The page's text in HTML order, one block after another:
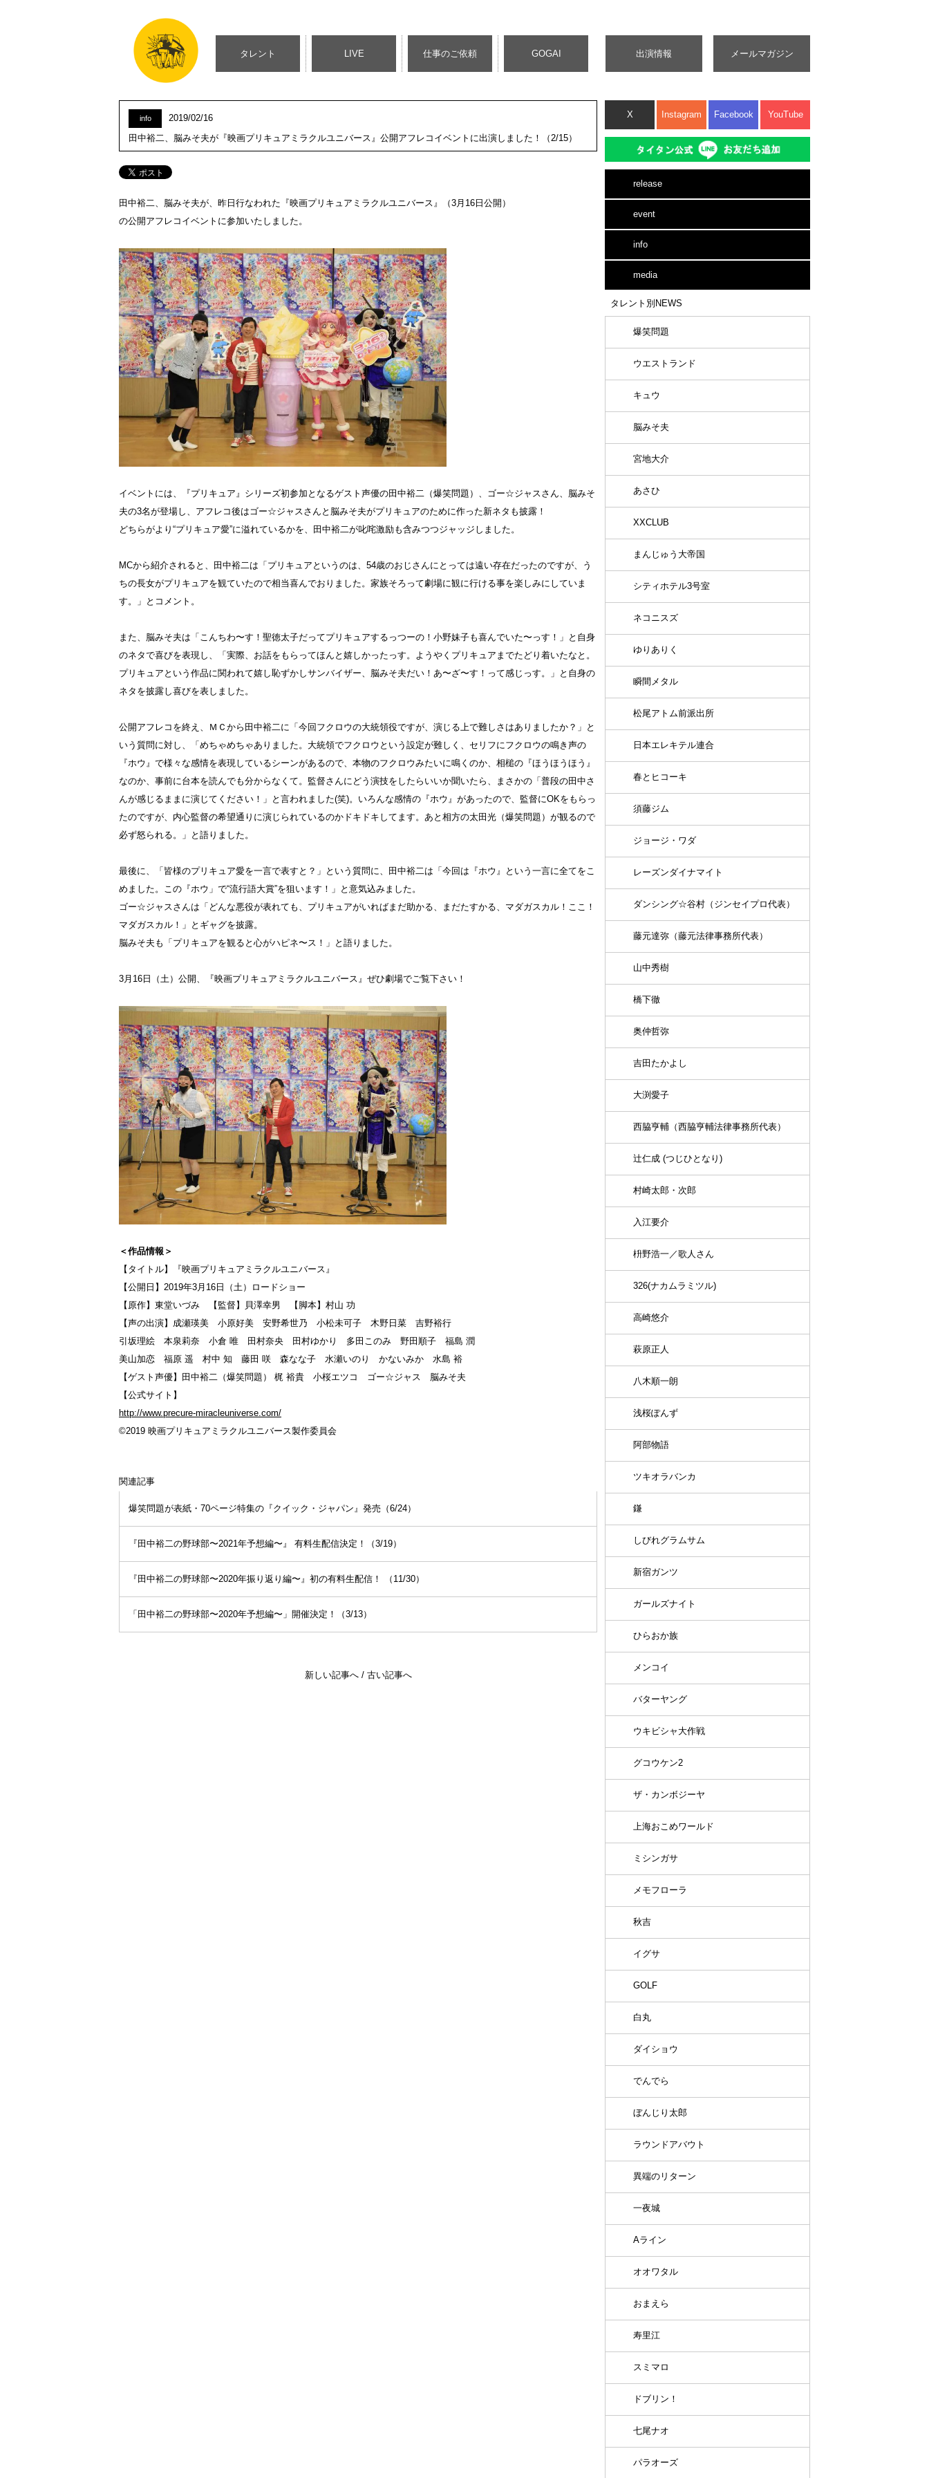
タレント LIVE 仕事のご依頼 GOGAI 出演情報 メールマガジン
info
2019/02/16
田中裕二、脳みそ夫が『映画プリキュアミラクルユニバース』公開アフレコイベントに出演しました！（2/15）
田中裕二、脳みそ夫が、昨日行なわれた『映画プリキュアミラクルユニバース』（3月16日公開）
の公開アフレコイベントに参加いたしました。
イベントには、『プリキュア』シリーズ初参加となるゲスト声優の田中裕二（爆笑問題）、ゴー☆ジャスさん、脳みそ
夫の3名が登場し、アフレコ後はゴー☆ジャスさんと脳みそ夫がプリキュアのために作った新ネタも披露！
どちらがより“プリキュア愛”に溢れているかを、田中裕二が叱咤激励も含みつつジャッジしました。
MCから紹介されると、田中裕二は「プリキュアというのは、54歳のおじさんにとっては遠い存在だったのですが、う
ちの長女がプリキュアを観ていたので相当喜んでおりました。家族そろって劇場に観に行ける事を楽しみにしていま
す。」とコメント。
また、脳みそ夫は「こんちわ〜す！聖徳太子だってプリキュアするっつーの！小野妹子も喜んでいた〜っす！」と自身
のネタで喜びを表現し、「実際、お話をもらってほんと嬉しかったっす。ようやくプリキュアまでたどり着いたなと。
プリキュアという作品に関われて嬉し恥ずかしサンバイザー、脳みそ夫だい！あ〜ざ〜す！って感じっす。」と自身の
ネタを披露し喜びを表しました。
公開アフレコを終え、ＭＣから田中裕二に「今回フクロウの大統領役ですが、演じる上で難しさはありましたか？」と
いう質問に対し、「めちゃめちゃありました。大統領でフクロウという設定が難しく、セリフにフクロウの鳴き声の
『ホウ』で様々な感情を表現しているシーンがあるので、本物のフクロウみたいに鳴くのか、相槌の『ほうほうほう』
なのか、事前に台本を読んでも分からなくて。監督さんにどう演技をしたらいいか聞いたら、まさかの「普段の田中さ
んが感じるままに演じてください！」と言われました(笑)。いろんな感情の『ホウ』があったので、監督にOKをもらっ
たのですが、内心監督の希望通りに演じられているのかドキドキしてます。あと相方の太田光（爆笑問題）が観るので
必ず怒られる。」と語りました。
最後に、「皆様のプリキュア愛を一言で表すと？」という質問に、田中裕二は「今回は『ホウ』という一言に全てをこ
めました。この『ホウ」で“流行語大賞”を狙います！」と意気込みました。
ゴー☆ジャスさんは「どんな悪役が表れても、プリキュアがいればまだ助かる、まだたすかる、マダガスカル！ここ！
マダガスカル！」とギャグを披露。
脳みそ夫も「プリキュアを観ると心がハピネ〜ス！」と語りました。
3月16日（土）公開、『映画プリキュアミラクルユニバース』ぜひ劇場でご覧下さい！
＜作品情報＞
【タイトル】『映画プリキュアミラクルユニバース』
【公開日】2019年3月16日（土）ロードショー
【原作】東堂いづみ 【監督】貝澤幸男 【脚本】村山 功
【声の出演】成瀬瑛美 小原好美 安野希世乃 小松未可子 木野日菜 吉野裕行
引坂理絵 本泉莉奈 小倉 唯 田村奈央 田村ゆかり 多田このみ 野田順子 福島 潤
美山加恋 福原 遥 村中 知 藤田 咲 森なな子 水瀬いのり かないみか 水島 裕
【ゲスト声優】田中裕二（爆笑問題） 梶 裕貴 小桜エツコ ゴー☆ジャス 脳みそ夫
【公式サイト】
http://www.precure-miracleuniverse.com/
©2019 映画プリキュアミラクルユニバース製作委員会
関連記事
爆笑問題が表紙・70ページ特集の『クイック・ジャパン』発売（6/24）
『田中裕二の野球部〜2021年予想編〜』 有料生配信決定！（3/19）
『田中裕二の野球部〜2020年振り返り編〜』初の有料生配信！ （11/30）
「田中裕二の野球部〜2020年予想編〜」開催決定！（3/13）
新しい記事へ/ 古い記事へ
X Instagram Facebook YouTube
release
event
info
media
タレント別NEWS
爆笑問題
ウエストランド
キュウ
脳みそ夫
宮地大介
あさひ
XXCLUB
まんじゅう大帝国
シティホテル3号室
ネコニスズ
ゆりありく
瞬間メタル
松尾アトム前派出所
日本エレキテル連合
春とヒコーキ
須藤ジム
ジョージ・ワダ
レーズンダイナマイト
ダンシング☆谷村（ジンセイプロ代表）
藤元達弥（藤元法律事務所代表）
山中秀樹
橋下徹
奥仲哲弥
吉田たかよし
大渕愛子
西脇亨輔（西脇亨輔法律事務所代表）
辻仁成 (つじひとなり)
村崎太郎・次郎
入江要介
枡野浩一／歌人さん
326(ナカムラミツル)
高崎悠介
萩原正人
八木順一朗
浅桜ぽんず
阿部物語
ツキオラバンカ
鎌
しびれグラムサム
新宿ガンツ
ガールズナイト
ひらおか族
メンコイ
バターヤング
ウキビシャ大作戦
グコウケン2
ザ・カンボジーヤ
上海おこめワールド
ミシンガサ
メモフローラ
秋吉
イグサ
GOLF
白丸
ダイショウ
でんでら
ぼんじり太郎
ラウンドアバウト
異端のリターン
一夜城
Aライン
オオワタル
おまえら
寿里江
スミマロ
ドブリン！
七尾ナオ
パラオーズ